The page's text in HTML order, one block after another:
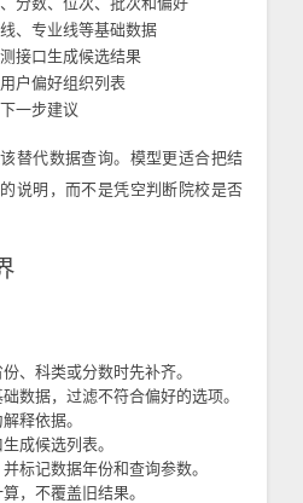
、专业线等基础数据
接口生成候选结果
户偏好组织列表
一步建议
替代数据查询。模型更适合把结
说明，而不是凭空判断院校是否
、科类或分数时先补齐。
数据，过滤不符合偏好的选项。
释依据。
成候选列表。
标记数据年份和查询参数。
，不覆盖旧结果。